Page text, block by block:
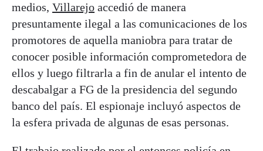
medios, Villarejo accedió de manera
presuntamente ilegal a las comunicaciones de los
promotores de aquella maniobra para tratar de
conocer posible información comprometedora de
ellos y luego filtrarla a fin de anular el intento de
descabalgar a FG de la presidencia del segundo
banco del país. El espionaje incluyó aspectos de
la esfera privada de algunas de esas personas.